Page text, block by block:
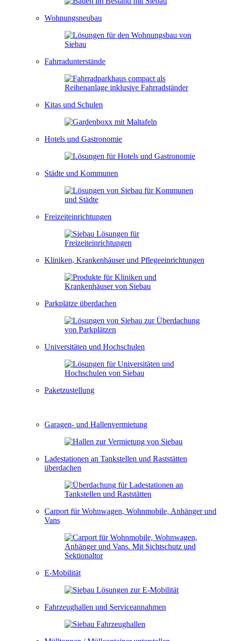
Wohnungsneubau
Fahrradunterstände
Kitas und Schulen
Hotels und Gastronomie
Städte und Kommunen
Freizeiteinrichtungen
Kliniken, Krankenhäuser und Pflegeeinrichtungen
Parkplätze überdachen
Universitäten und Hochschulen
Paketzustellung
Garagen- und Hallenvermietung
Ladestationen an Tankstellen und Raststätten
überdachen
Carport für Wohnwagen, Wohnmobile, Anhänger und
Vans
E-Mobilität
Fahrzeughallen und Serviceannahmen